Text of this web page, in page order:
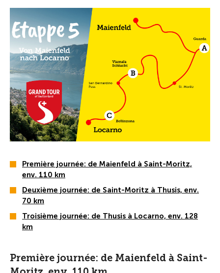
Première journée: de Maienfeld à Saint-Moritz,
env. 110 km
Deuxième journée: de Saint-Moritz à Thusis, env.
70 km
Troisième journée: de Thusis à Locarno, env. 128
km
Première journée: de Maienfeld à Saint-